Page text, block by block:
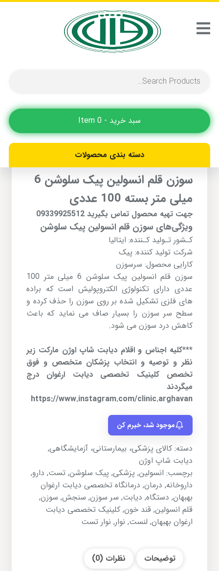
سبد خرید - 0 Item
دسته بندی محصولات
سوزن قلم انسولین پیک سلوشن 6
میلی متر بسته 100 عددی
جهت تهیه محصول تماس بگیرید 09339925512
ویژگی‌های سوزن قلم انسولین پیک سلوشن
کـشور تـولید کـننده: ایتالیا
شرکت تولید کننده: پیک
کارایی محصول: سرسوزن
سوزن قلم انسولین پیک سلوشن
6 میلی متر 100
عددی دارای تکنولوژی الکتروپولیش است که براده
های فلزی تشکیل شده بر روی سوزن را حذف کرده و
سطح سر سوزن را بسیار صاف می نماید که باعث
کاهش درد سوزن می شود.
***کلیه اجناس و اقلام دیابت شاپ اوژن مارکت زیر
نظر و توصیه و انتخاب پزشکان متخصص و فوق
تخصص کلینیک تخصصی دیابت ارغوان درج
میگردند
https://www.instagram.com/clinic.arghavan
موجود شد، خبرم کن
دسته:کالای پزشکی، بیمارستانی، آزمایشگاهی,
دیابت شاپ اوژن
برچسب: انسولین, پزشکی, پیک سلوشن,تست, دارو,
داروخانه, درمان, درمانگاه تخصصی دیابت ارغوان
بهبهان, دستگاه, دیابت, سر سوزن, سنجش, سوزن,
قلم انسولین, قند خون,کلینیک تخصصی دیابت
ارغوان بهبهان, لنست, نوار, نوار تست
توضیحات نظرات (0)